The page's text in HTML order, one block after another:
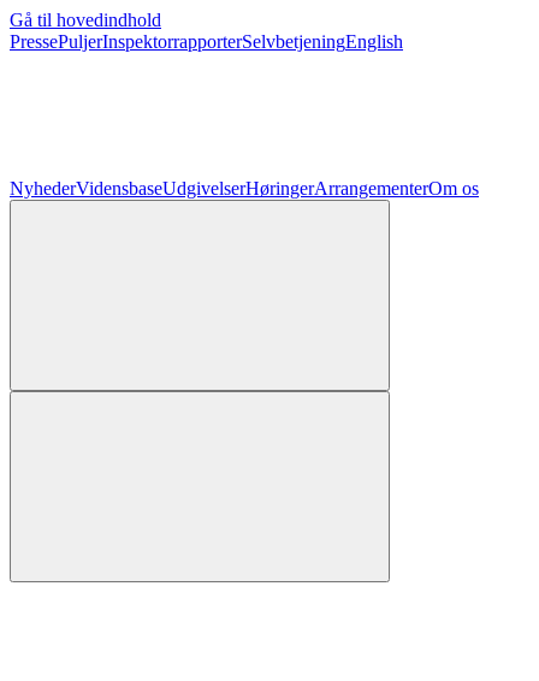
Gå til hovedindhold
PressePuljerInspektorrapporterSelvbetjeningEnglish
NyhederVidensbaseUdgivelserHøringerArrangementerOm os